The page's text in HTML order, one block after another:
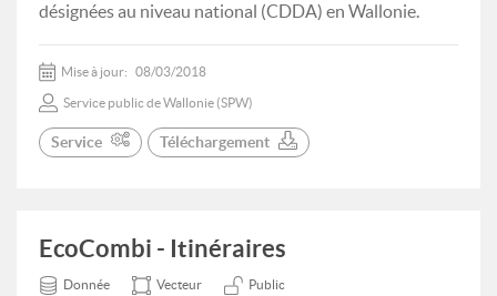
désignées au niveau national (CDDA) en Wallonie.
Mise à jour: 08/03/2018
Service public de Wallonie (SPW)
Service Téléchargement
EcoCombi - Itinéraires
Donnée Vecteur Public